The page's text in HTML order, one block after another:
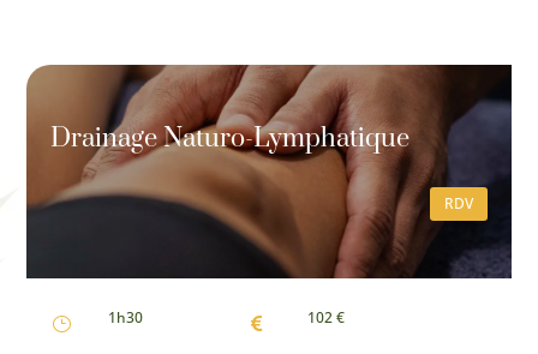
Drainage Naturo-Lymphatique
RDV
} 1h30  102 €